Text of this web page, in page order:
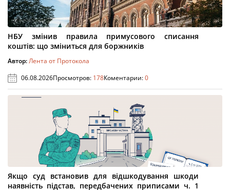
НБУ змінив правила примусового списання
коштів: що зміниться для боржників
Автор:Лента от Протокола
06.08.2026Просмотров: 178Коментарии:0
Якщо суд встановив для відшкодування шкоди
наявність підстав, передбачених приписами ч. 1